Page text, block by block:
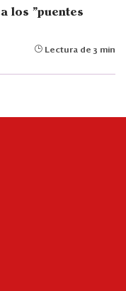
los "puentes
Lectura de 3 min